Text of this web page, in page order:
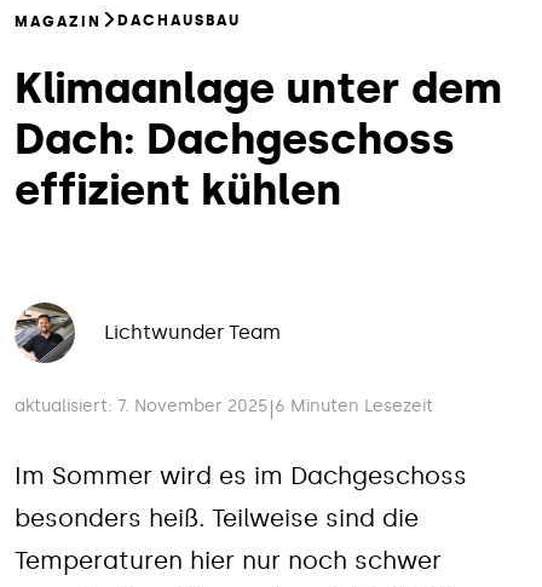
MAGAZIN DACHAUSBAU
Klimaanlage unter dem
Dach: Dachgeschoss
effizient kühlen
Lichtwunder Team
aktualisiert: 7. November 2025|6 Minuten Lesezeit
Im Sommer wird es im Dachgeschoss
besonders heiß. Teilweise sind die
Temperaturen hier nur noch schwer